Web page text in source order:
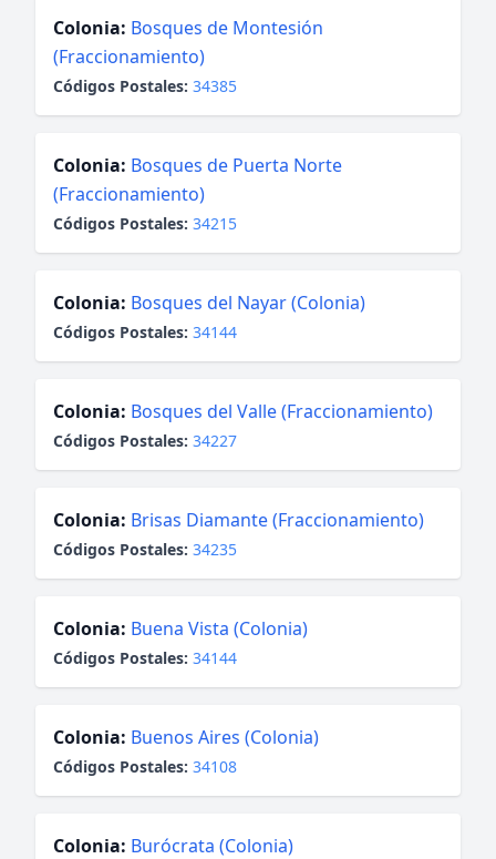
Colonia: Bosques de Montesión
(Fraccionamiento)
Códigos Postales: 34385
Colonia: Bosques de Puerta Norte
(Fraccionamiento)
Códigos Postales: 34215
Colonia: Bosques del Nayar (Colonia)
Códigos Postales: 34144
Colonia: Bosques del Valle (Fraccionamiento)
Códigos Postales: 34227
Colonia: Brisas Diamante (Fraccionamiento)
Códigos Postales: 34235
Colonia: Buena Vista (Colonia)
Códigos Postales: 34144
Colonia: Buenos Aires (Colonia)
Códigos Postales: 34108
Colonia: Burócrata (Colonia)